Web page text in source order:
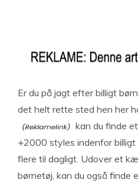
Er du på jagt efter billigt
det helt rette sted hen her
kan du finde
+2000 styles indenfor
flere til dagligt. Udover et
børnetøj, kan du også